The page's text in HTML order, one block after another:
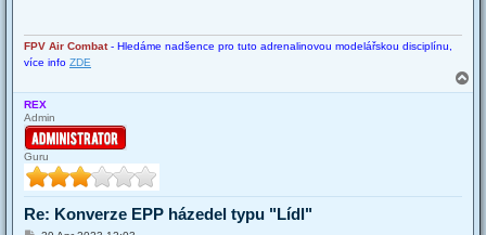
FPV Air Combat - Hledáme nadšence pro tuto adrenalinovou modelářskou disciplínu,
více info ZDE
o
REX
Admin
Guru
Re: Konverze EPP házedel typu "Lídl"